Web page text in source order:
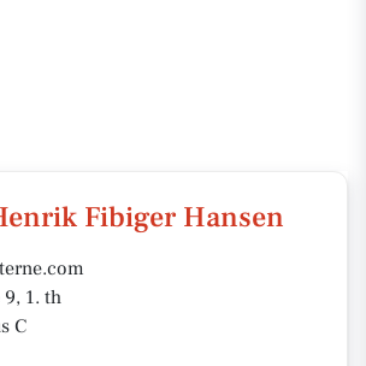
Fibiger Hansen
1. th
C